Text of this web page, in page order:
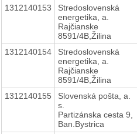
1312140153
Stredoslovenská
energetika, a.
Rajčianske
8591/4B,Žilina
1312140154
Stredoslovenská
energetika, a.
Rajčianske
8591/4B,Žilina
1312140155
Slovenská pošta, a.
s.
Partizánska cesta 9,
Ban.Bystrica